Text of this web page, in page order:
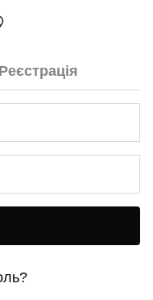
Реєстрація